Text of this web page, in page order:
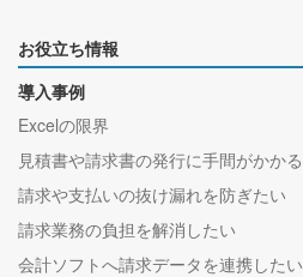
お役立ち情報
導入事例
Excelの限界
見積書や請求書の発行に手間がかかる
請求や支払いの抜け漏れを防ぎたい
請求業務の負担を解消したい
会計ソフトへ請求データを連携したい